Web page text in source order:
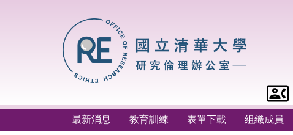
最新消息 教育訓練 表單下載 組織成員